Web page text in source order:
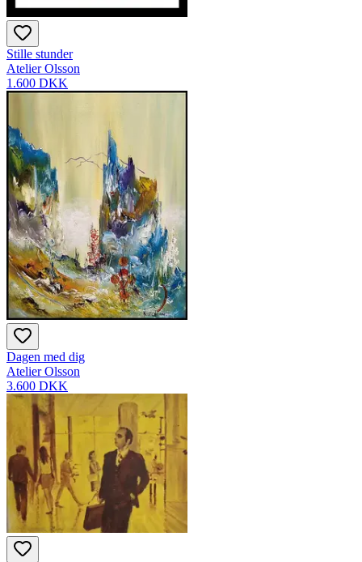
Stille stunder
Atelier Olsson
1.600 DKK
Dagen med dig
Atelier Olsson
3.600 DKK